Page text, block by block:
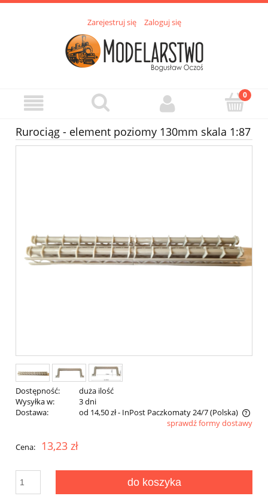
Zarejestruj się Zaloguj się
Rurociąg - element poziomy 130mm skala 1:87
Dostępność:
duża ilość
Wysyłka w:
3 dni
Dostawa:
od 14,50 zł- InPost Paczkomaty 24/7(Polska)
Cena nie zawiera ewentualnych kosztów płatnościsprawdź formy dostawy
Cena: 13,23 zł
do koszyka